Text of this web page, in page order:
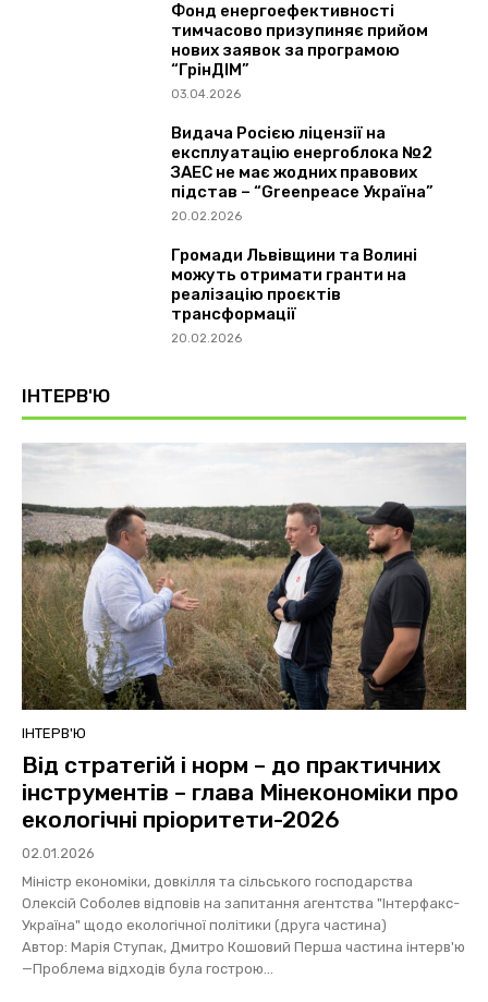
Фонд енергоефективності
тимчасово призупиняє прийом
нових заявок за програмою
“ГрінДІМ”
03.04.2026
Видача Росією ліцензії на
експлуатацію енергоблока №2
ЗАЕС не має жодних правових
підстав – “Greenpeace Україна”
20.02.2026
Громади Львівщини та Волині
можуть отримати гранти на
реалізацію проєктів
трансформації
20.02.2026
ІНТЕРВ'Ю
ІНТЕРВ'Ю
Від стратегій і норм – до практичних
інструментів – глава Мінекономіки про
екологічні пріоритети-2026
02.01.2026
Міністр економіки, довкілля та сільського господарства
Олексій Соболев відповів на запитання агентства "Інтерфакс-
Україна" щодо екологічної політики (друга частина)
Автор: Марія Ступак, Дмитро Кошовий Перша частина інтерв'ю
—Проблема відходів була гострою...